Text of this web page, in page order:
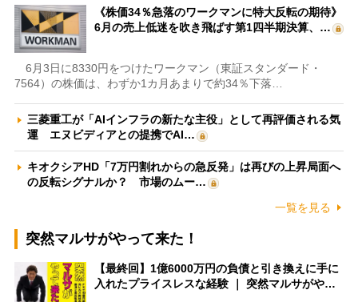
《株価34％急落のワークマンに特大反転の期待》
6月の売上低迷を吹き飛ばす第1四半期決算、…
6月3日に8330円をつけたワークマン（東証スタンダード・
7564）の株価は、わずか1カ月あまりで約34％下落…
三菱重工が「AIインフラの新たな主役」として再評価される気
運 エヌビディアとの提携でAI…
キオクシアHD「7万円割れからの急反発」は再びの上昇局面へ
の反転シグナルか？ 市場のムー…
一覧を見る
突然マルサがやって来た！
【最終回】1億6000万円の負債と引き換えに手に
入れたプライスレスな経験 ｜ 突然マルサがや…